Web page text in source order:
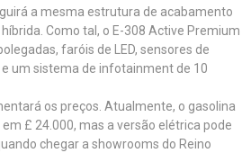
a mesma estrutura de acabamento
Como tal, o E-308 Active Premium
faróis de LED, sensores de
um sistema de infotainment de 10
os preços. Atualmente, o gasolina
£ 24.000, mas a versão elétrica pode
chegar a showrooms do Reino